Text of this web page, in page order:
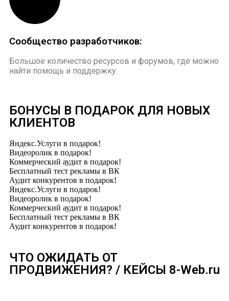
Сообщество разработчиков:
Большое количество ресурсов и форумов, где можно
найти помощь и поддержку.
БОНУСЫ В ПОДАРОК ДЛЯ НОВЫХ
КЛИЕНТОВ
Яндекс.Услуги в подарок!
Видеоролик в подарок!
Коммерческий аудит в подарок!
Бесплатный тест рекламы в ВК
Аудит конкурентов в подарок!
Яндекс.Услуги в подарок!
Видеоролик в подарок!
Коммерческий аудит в подарок!
Бесплатный тест рекламы в ВК
Аудит конкурентов в подарок!
ЧТО ОЖИДАТЬ ОТ
ПРОДВИЖЕНИЯ? / КЕЙСЫ 8-Web.ru